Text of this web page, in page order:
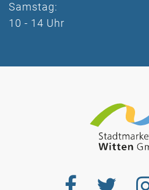
Samstag:
10 - 14 Uhr